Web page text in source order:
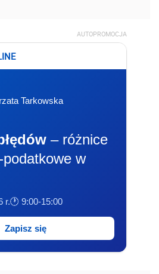
AUTOPROMOCJA
Tarkowska
– różnice
w
r.🕐 9:00-15:00
Zapisz się